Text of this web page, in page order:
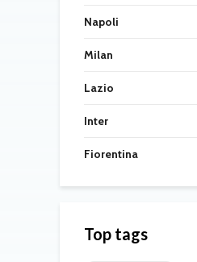
Napoli
Milan
Lazio
Inter
Fiorentina
Top tags